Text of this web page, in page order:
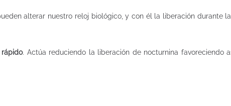
alterar nuestro reloj biológico, y con él la liberación durante
. Actúa reduciendo la liberación de nocturnina favoreciendo